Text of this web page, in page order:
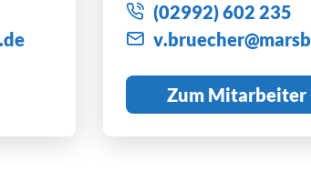
d
(02992) 602 235
v br ch r m rsb
Zum Mitarbeiter